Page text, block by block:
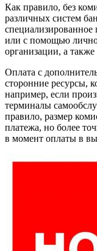
Как правило, без
различных систем
специализированное
или с помощью
организации, а
Оплата с
сторонние ресурсы,
например, если
терминалы
правило, размер
платежа, но более
в момент оплаты в